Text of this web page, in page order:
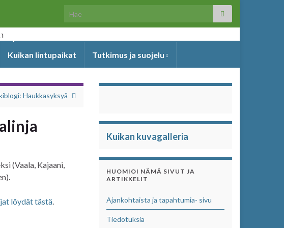
Search for:
ry
Kuikan lintupaikat Tutkimus ja suojelu
Haukkasyksyä
(Vaala, Kajaani,
löydät tästä.
Kuikan kuvagalleria
HUOMIOI NÄMÄ SIVUT JA
ARTIKKELIT
Ajankohtaista ja tapahtumia- sivu
Tiedotuksia